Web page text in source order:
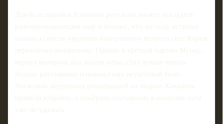
Для болельщиков Хачанова результат может выглядеть
разочаровывающим ещё и потому, что по ходу встречи
казалось: после уверенно выигранного второго сета Карен
перехватил инициативу. Однако в третьей партии Мунар
вернул контроль над ходом игры, стал лучше читать
подачу россиянина и навязал ему неудобный темп.
Несколько неудачных розыгрышей на подаче Хачанова
привели к брейку, а отыграть отставание в концовке сета
уже не удалось.